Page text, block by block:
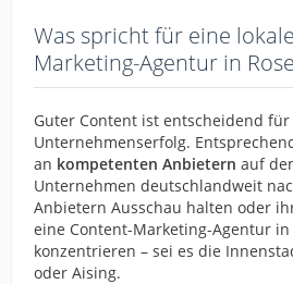
Was spricht für eine
Marketing-Agentur in
Guter Content ist entscheidend für
Unternehmenserfolg.
an kompetenten Anbietern auf
Unternehmen deutschlandweit
Anbietern Ausschau halten oder
eine Content-Marketing-Agentur in
konzentrieren – sei es die
oder Aising.